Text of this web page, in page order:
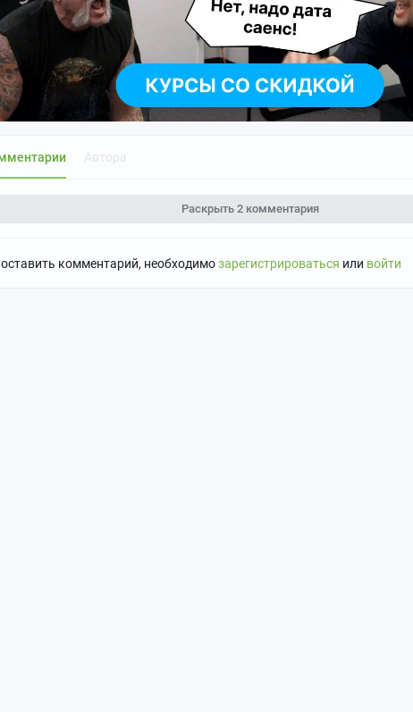
Раскрыть 2 комментария
комментарий, необходимозарегистрироваться или войти